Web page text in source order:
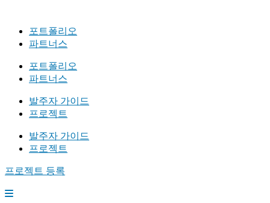
포트폴리오
파트너스
포트폴리오
파트너스
발주자 가이드
프로젝트
발주자 가이드
프로젝트
프로젝트 등록